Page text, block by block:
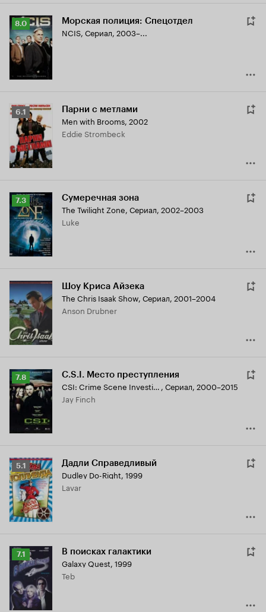
Рейтинг
Кинопоиска
8.0
8.0 Морская полиция: Спецотдел
NCIS, Сериал, 2003–...
Рейтинг
Кинопоиска
6.1
6.1 Парни с метлами
Men with Brooms, 2002
Eddie Strombeck
Рейтинг
Кинопоиска
7.3
7.3 Сумеречная зона
The Twilight Zone, Сериал, 2002–2003
Luke
Шоу Криса Айзека
The Chris Isaak Show, Сериал, 2001–2004
Anson Drubner
Рейтинг
Кинопоиска
7.8
7.8 C.S.I. Место преступления
CSI: Crime Scene Investigation , Сериал, 2000–2015
Jay Finch
Рейтинг
Кинопоиска
5.1
5.1 Дадли Справедливый
Dudley Do-Right, 1999
Lavar
Рейтинг
Кинопоиска
7.1
7.1 В поисках галактики
Galaxy Quest, 1999
Teb